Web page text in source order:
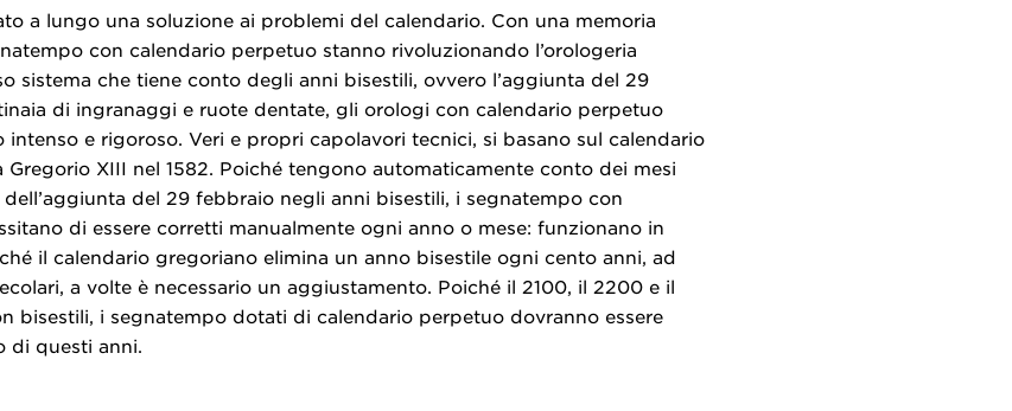
a lungo una soluzione ai problemi del calendario. Con una memoria
con calendario perpetuo stanno rivoluzionando l’orologeria
sistema che tiene conto degli anni bisestili, ovvero l’aggiunta del 29
di ingranaggi e ruote dentate, gli orologi con calendario perpetuo
e rigoroso. Veri e propri capolavori tecnici, si basano sul calendario
XIII nel 1582. Poiché tengono automaticamente conto dei mesi
del 29 febbraio negli anni bisestili, i segnatempo con
di essere corretti manualmente ogni anno o mese: funzionano in
il calendario gregoriano elimina un anno bisestile ogni cento anni, ad
a volte è necessario un aggiustamento. Poiché il 2100, il 2200 e il
bisestili, i segnatempo dotati di calendario perpetuo dovranno essere
di questi anni.